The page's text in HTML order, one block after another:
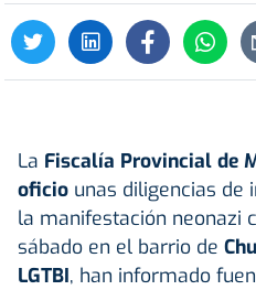
La Fiscalía Provincial de
oficio unas diligencias de
la manifestación neonazi
sábado en el barrio de
LGTBI, han informado